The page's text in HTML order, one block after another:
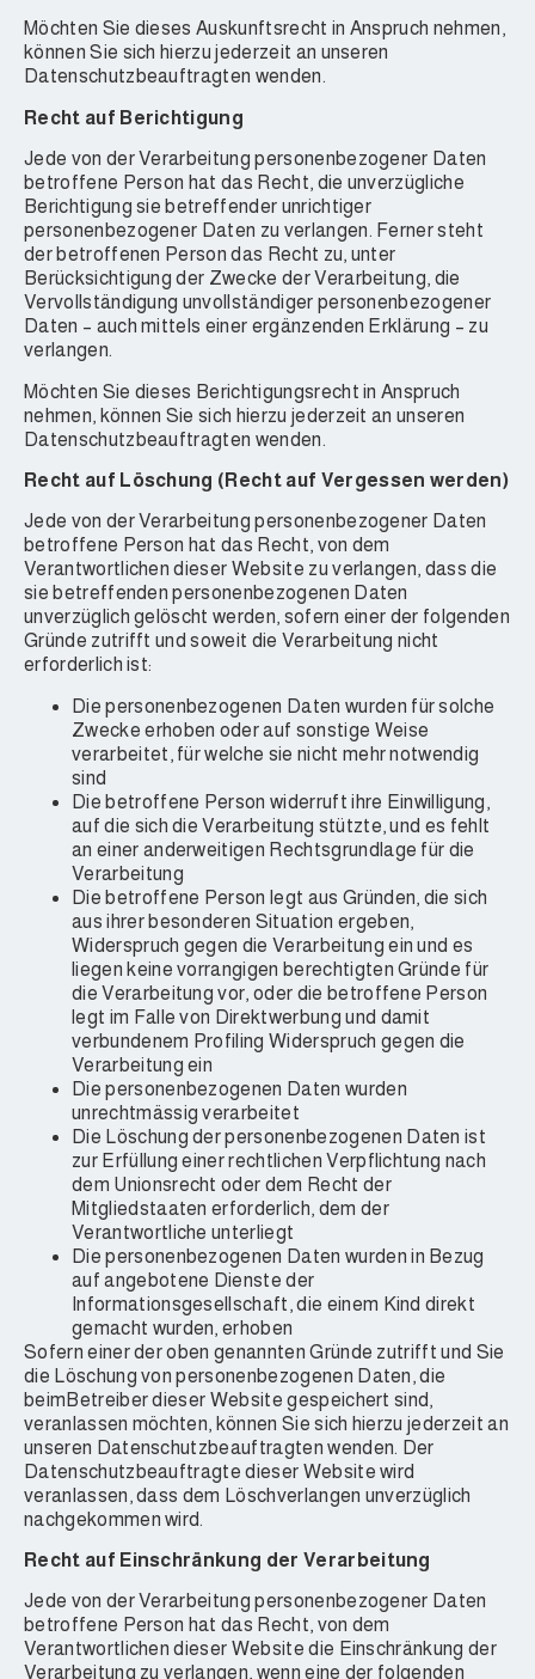
Möchten Sie dieses Auskunftsrecht in Anspruch nehmen,
können Sie sich hierzu jederzeit an unseren
Datenschutzbeauftragten wenden.
Recht auf Berichtigung
Jede von der Verarbeitung personenbezogener Daten
betroffene Person hat das Recht, die unverzügliche
Berichtigung sie betreffender unrichtiger
personenbezogener Daten zu verlangen. Ferner steht
der betroffenen Person das Recht zu, unter
Berücksichtigung der Zwecke der Verarbeitung, die
Vervollständigung unvollständiger personenbezogener
Daten – auch mittels einer ergänzenden Erklärung – zu
verlangen.
Möchten Sie dieses Berichtigungsrecht in Anspruch
nehmen, können Sie sich hierzu jederzeit an unseren
Datenschutzbeauftragten wenden.
Recht auf Löschung (Recht auf Vergessen werden)
Jede von der Verarbeitung personenbezogener Daten
betroffene Person hat das Recht, von dem
Verantwortlichen dieser Website zu verlangen, dass die
sie betreffenden personenbezogenen Daten
unverzüglich gelöscht werden, sofern einer der folgenden
Gründe zutrifft und soweit die Verarbeitung nicht
erforderlich ist:
Die personenbezogenen Daten wurden für solche
Zwecke erhoben oder auf sonstige Weise
verarbeitet, für welche sie nicht mehr notwendig
sind
Die betroffene Person widerruft ihre Einwilligung,
auf die sich die Verarbeitung stützte, und es fehlt
an einer anderweitigen Rechtsgrundlage für die
Verarbeitung
Die betroffene Person legt aus Gründen, die sich
aus ihrer besonderen Situation ergeben,
Widerspruch gegen die Verarbeitung ein und es
liegen keine vorrangigen berechtigten Gründe für
die Verarbeitung vor, oder die betroffene Person
legt im Falle von Direktwerbung und damit
verbundenem Profiling Widerspruch gegen die
Verarbeitung ein
Die personenbezogenen Daten wurden
unrechtmässig verarbeitet
Die Löschung der personenbezogenen Daten ist
zur Erfüllung einer rechtlichen Verpflichtung nach
dem Unionsrecht oder dem Recht der
Mitgliedstaaten erforderlich, dem der
Verantwortliche unterliegt
Die personenbezogenen Daten wurden in Bezug
auf angebotene Dienste der
Informationsgesellschaft, die einem Kind direkt
gemacht wurden, erhoben
Sofern einer der oben genannten Gründe zutrifft und Sie
die Löschung von personenbezogenen Daten, die
beimBetreiber dieser Website gespeichert sind,
veranlassen möchten, können Sie sich hierzu jederzeit an
unseren Datenschutzbeauftragten wenden. Der
Datenschutzbeauftragte dieser Website wird
veranlassen, dass dem Löschverlangen unverzüglich
nachgekommen wird.
Recht auf Einschränkung der Verarbeitung
Jede von der Verarbeitung personenbezogener Daten
betroffene Person hat das Recht, von dem
Verantwortlichen dieser Website die Einschränkung der
Verarbeitung zu verlangen, wenn eine der folgenden